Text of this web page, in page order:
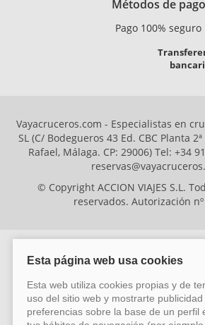
Métodos de pago
Pago 100% seguro
Vayacruceros.com - Especialistas en
SL (C/ Bodegueros 43 Ed. CBC Planta
Rafael, Málaga. CP: 29006) Tel: +34
© Copyright ACCION VIAJES S.L.
reservados. Autorización
ACCION VIAJES SL ha sido beneficiaria del
Regional (FEDER), cuyo objetivo es mejorar la